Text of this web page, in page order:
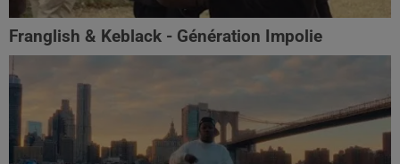
Franglish & Keblack - Génération Impolie